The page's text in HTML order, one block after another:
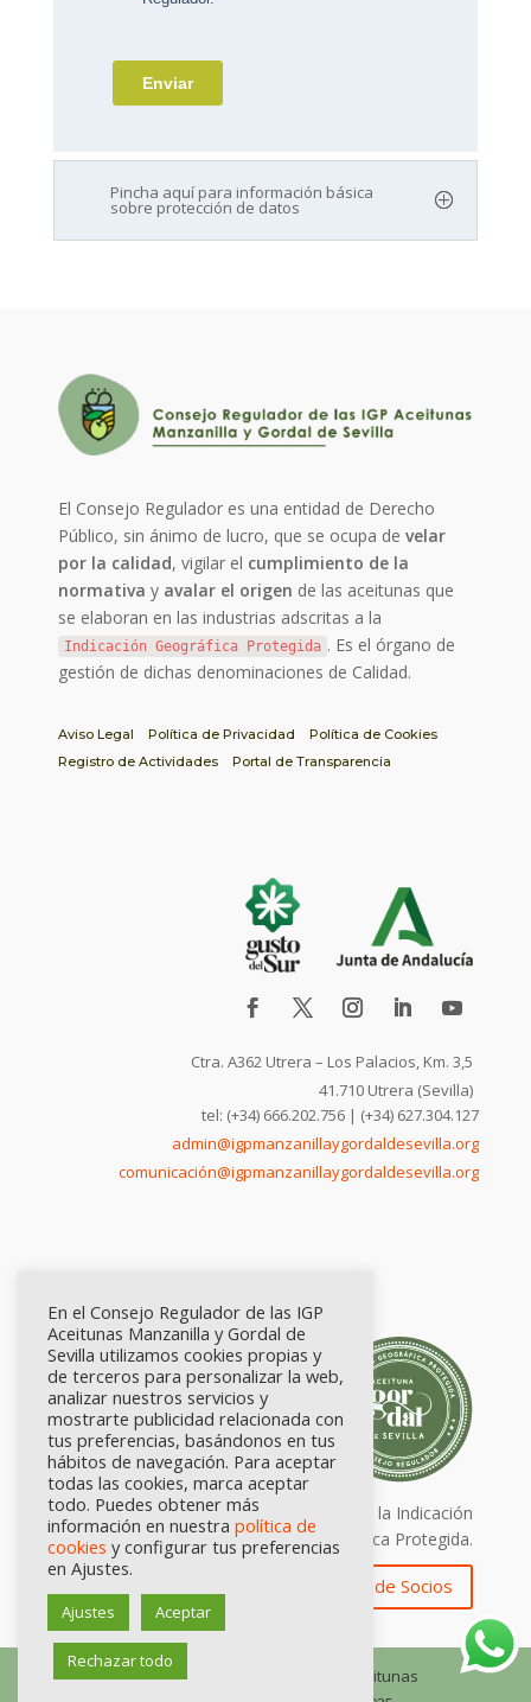
Pincha aquí para información básica
sobre protección de datos
El Consejo Regulador es una entidad de Derecho
Público, sin ánimo de lucro, que se ocupa develar
por la calidad, vigilar el cumplimiento de la
normativa y avalar el origen de las aceitunas que
se elaboran en las industrias adscritas a la
Indicación Geográfica Protegida . Es el órgano de
gestión de dichas denominaciones de Calidad.
Aviso Legal Política de Privacidad
Política de Cookies
Registro de Actividades
Portal de Transparencia
Ctra. A362 Utrera – Los Palacios, Km. 3,5
41.710 Utrera (Sevilla)
tel: (+34) 666.202.756 | (+34) 627.304.127
admin@igpmanzanillaygordaldesevilla.org
comunicación@igpmanzanillaygordaldesevilla.org
Calidad certificada por Origen. Sellos de la Indicación
Geográfica Protegida.
Zona de Socios
© Consejo Regulador de las IGP Aceitunas
En el Consejo Regulador de las IGP
Aceitunas Manzanilla y Gordal de
Sevilla utilizamos cookies propias y
de terceros para personalizar la web,
analizar nuestros servicios y
mostrarte publicidad relacionada con
tus preferencias, basándonos en tus
hábitos de navegación. Para aceptar
todas las cookies, marca aceptar
todo. Puedes obtener más
información en nuestra política de
cookies y configurar tus preferencias
en Ajustes.
Ajustes Aceptar
Rechazar todo